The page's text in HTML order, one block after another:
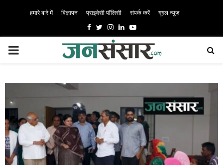
हमारे बारे में विज्ञापन प्राइवेसी पॉलिसी संपर्क करें गूगल न्यूज़
Facebook
TwitterInstagram
LinkedinYoutube
PRIMARY